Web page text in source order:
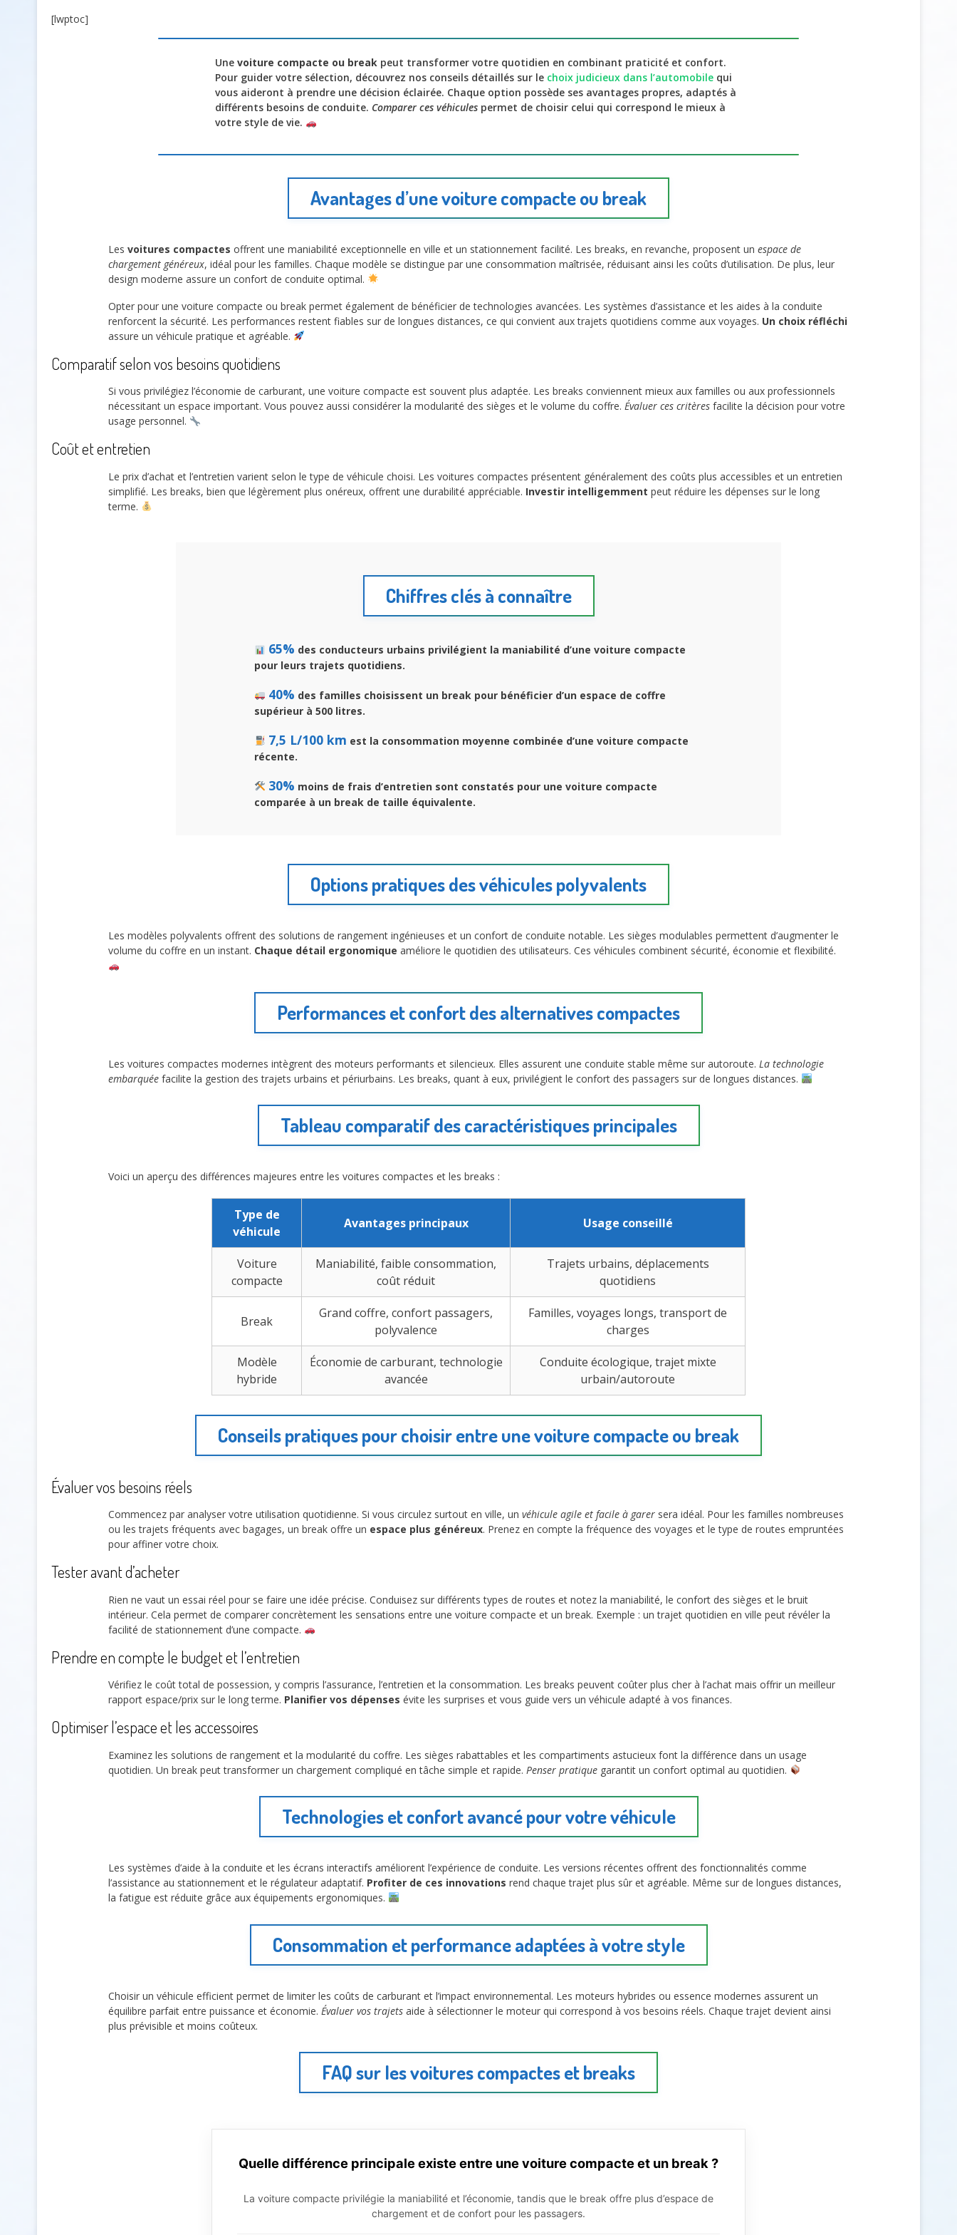
[lwptoc]
Une voiture compacte ou break peut transformer votre quotidien en combinant praticité et confort.
Pour guider votre sélection, découvrez nos conseils détaillés sur le choix judicieux dans l’automobile qui
vous aideront à prendre une décision éclairée. Chaque option possède ses avantages propres, adaptés à
différents besoins de conduite. Comparer ces véhicules permet de choisir celui qui correspond le mieux à
votre style de vie.
Avantages d’une voiture compacte ou break
Les voitures compactes offrent une maniabilité exceptionnelle en ville et un stationnement facilité. Les breaks, en revanche, proposent un espace de
chargement généreux, idéal pour les familles. Chaque modèle se distingue par une consommation maîtrisée, réduisant ainsi les coûts d’utilisation. De plus, leur
design moderne assure un confort de conduite optimal.
Opter pour une voiture compacte ou break permet également de bénéficier de technologies avancées. Les systèmes d’assistance et les aides à la conduite
renforcent la sécurité. Les performances restent fiables sur de longues distances, ce qui convient aux trajets quotidiens comme aux voyages. Un choix réfléchi
assure un véhicule pratique et agréable.
Comparatif selon vos besoins quotidiens
Si vous privilégiez l’économie de carburant, une voiture compacte est souvent plus adaptée. Les breaks conviennent mieux aux familles ou aux professionnels
nécessitant un espace important. Vous pouvez aussi considérer la modularité des sièges et le volume du coffre. Évaluer ces critères facilite la décision pour votre
usage personnel.
Coût et entretien
Le prix d’achat et l’entretien varient selon le type de véhicule choisi. Les voitures compactes présentent généralement des coûts plus accessibles et un entretien
simplifié. Les breaks, bien que légèrement plus onéreux, offrent une durabilité appréciable. Investir intelligemment peut réduire les dépenses sur le long
terme.
Chiffres clés à connaître
65% des conducteurs urbains privilégient la maniabilité d’une voiture compacte
pour leurs trajets quotidiens.
40% des familles choisissent un break pour bénéficier d’un espace de coffre
supérieur à 500 litres.
7,5 L/100 km est la consommation moyenne combinée d’une voiture compacte
récente.
30% moins de frais d’entretien sont constatés pour une voiture compacte
comparée à un break de taille équivalente.
Options pratiques des véhicules polyvalents
Les modèles polyvalents offrent des solutions de rangement ingénieuses et un confort de conduite notable. Les sièges modulables permettent d’augmenter le
volume du coffre en un instant. Chaque détail ergonomique améliore le quotidien des utilisateurs. Ces véhicules combinent sécurité, économie et flexibilité.
Performances et confort des alternatives compactes
Les voitures compactes modernes intègrent des moteurs performants et silencieux. Elles assurent une conduite stable même sur autoroute. La technologie
embarquée facilite la gestion des trajets urbains et périurbains. Les breaks, quant à eux, privilégient le confort des passagers sur de longues distances.
Tableau comparatif des caractéristiques principales
Voici un aperçu des différences majeures entre les voitures compactes et les breaks :
Type de
véhicule
Avantages principaux Usage conseillé
Voiture
compacte
Maniabilité, faible consommation,
coût réduit
Trajets urbains, déplacements
quotidiens
Break
Grand coffre, confort passagers,
polyvalence
Familles, voyages longs, transport de
charges
Modèle
hybride
Économie de carburant, technologie
avancée
Conduite écologique, trajet mixte
urbain/autoroute
Conseils pratiques pour choisir entre une voiture compacte ou break
Évaluer vos besoins réels
Commencez par analyser votre utilisation quotidienne. Si vous circulez surtout en ville, un véhicule agile et facile à garer sera idéal. Pour les familles nombreuses
ou les trajets fréquents avec bagages, un break offre un espace plus généreux. Prenez en compte la fréquence des voyages et le type de routes empruntées
pour affiner votre choix.
Tester avant d’acheter
Rien ne vaut un essai réel pour se faire une idée précise. Conduisez sur différents types de routes et notez la maniabilité, le confort des sièges et le bruit
intérieur. Cela permet de comparer concrètement les sensations entre une voiture compacte et un break. Exemple : un trajet quotidien en ville peut révéler la
facilité de stationnement d’une compacte.
Prendre en compte le budget et l’entretien
Vérifiez le coût total de possession, y compris l’assurance, l’entretien et la consommation. Les breaks peuvent coûter plus cher à l’achat mais offrir un meilleur
rapport espace/prix sur le long terme. Planifier vos dépenses évite les surprises et vous guide vers un véhicule adapté à vos finances.
Optimiser l’espace et les accessoires
Examinez les solutions de rangement et la modularité du coffre. Les sièges rabattables et les compartiments astucieux font la différence dans un usage
quotidien. Un break peut transformer un chargement compliqué en tâche simple et rapide. Penser pratique garantit un confort optimal au quotidien.
Technologies et confort avancé pour votre véhicule
Les systèmes d’aide à la conduite et les écrans interactifs améliorent l’expérience de conduite. Les versions récentes offrent des fonctionnalités comme
l’assistance au stationnement et le régulateur adaptatif. Profiter de ces innovations rend chaque trajet plus sûr et agréable. Même sur de longues distances,
la fatigue est réduite grâce aux équipements ergonomiques.
Consommation et performance adaptées à votre style
Choisir un véhicule efficient permet de limiter les coûts de carburant et l’impact environnemental. Les moteurs hybrides ou essence modernes assurent un
équilibre parfait entre puissance et économie. Évaluer vos trajets aide à sélectionner le moteur qui correspond à vos besoins réels. Chaque trajet devient ainsi
plus prévisible et moins coûteux.
FAQ sur les voitures compactes et breaks
Quelle différence principale existe entre une voiture compacte et un break ?
La voiture compacte privilégie la maniabilité et l’économie, tandis que le break offre plus d’espace de
chargement et de confort pour les passagers.